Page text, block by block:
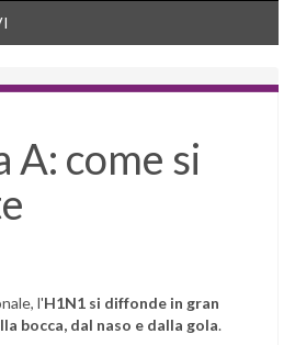
A: come si
l'H1N1 si diffonde in gran
bocca, dal naso e dalla gola.